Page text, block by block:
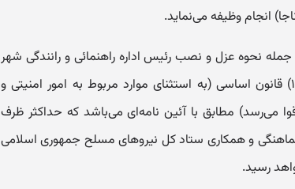
انجام وظیفه می‌نماید.
از جمله نحوه عزل و نصب رئیس اداره راهنمائی و رانندگی شهر
تهران با رعایت اصل یکصد و دهم (۱۱۰) قانون‌ اساسی (‌به استثنای موارد مربوط به امور امنیتی و
می‌رسد) مطابق با آئین نامه‌ای می‌باشد که حداکثر ظرف‌
و همکاری ستاد کل نیروهای مسلح جمهوری اسلامی
‌رسید.